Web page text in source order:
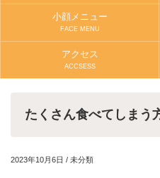
小顔メニュー
FACE MENU
アクセス
ACCSESS
たくさん食べてしまう
2023年10月6日 / 未分類